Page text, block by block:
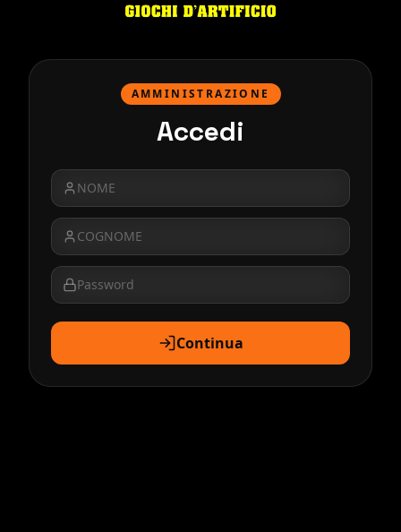
AMMINISTRAZIONE
Accedi
Continua